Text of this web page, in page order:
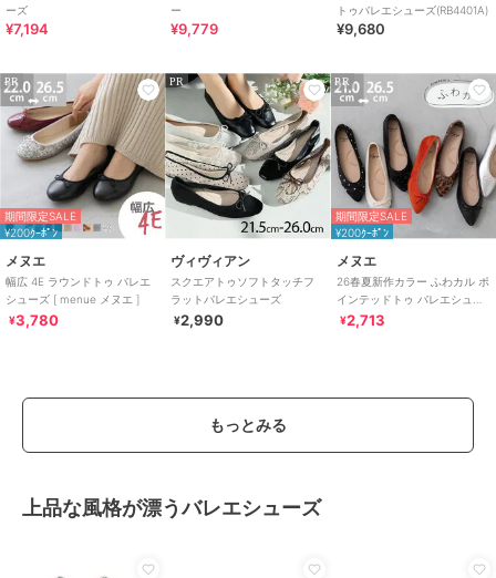
ーズ
¥7,194
ー
¥9,779
トゥバレエシューズ(RB4401A)
¥9,680
PR
期間限定SALE
¥200ｸｰﾎﾟﾝ
メヌエ
幅広 4E ラウンドトゥ バレエ
シューズ [ menue メヌエ ]
¥3,780
PR
ヴィヴィアン
スクエアトゥソフトタッチフ
ラットバレエシューズ
¥2,990
PR
期間限定SALE
¥200ｸｰﾎﾟﾝ
メヌエ
26春夏新作カラー ふわカル ポ
インテッドトゥ バレエシュー
ズ [ menue メヌエ ]
¥2,713
もっとみる
上品な風格が漂うバレエシューズ